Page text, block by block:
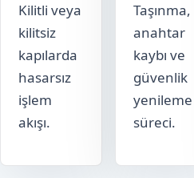
Kilitli veya
kilitsiz
kapılarda
hasarsız
işlem
akışı.
Taşınma,
anahtar
kaybı ve
güvenlik
yenileme
süreci.